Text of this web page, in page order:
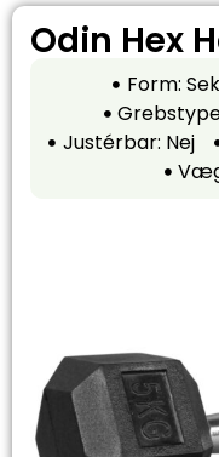
Odin Hex
Form:
Justérbar: Nej